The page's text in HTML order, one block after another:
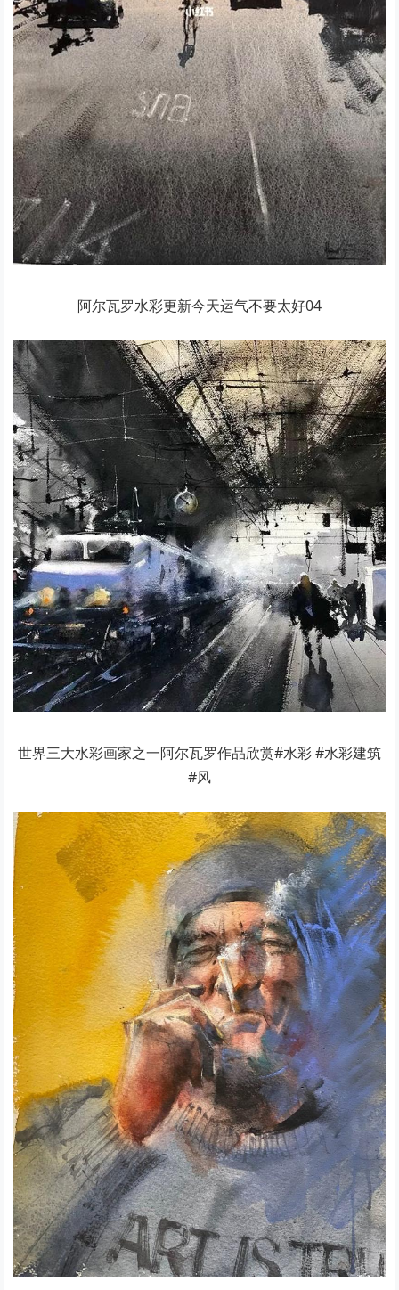
阿尔瓦罗水彩更新今天运气不要太好04
世界三大水彩画家之一阿尔瓦罗作品欣赏#水彩 #水彩建筑
#风